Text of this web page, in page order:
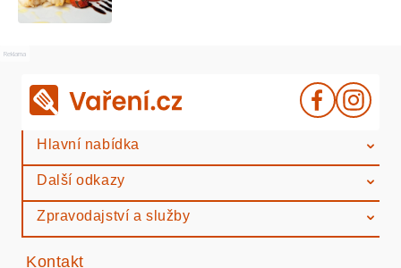
Reklama
Hlavní nabídka
Další odkazy
Zpravodajství a služby
Kontakt